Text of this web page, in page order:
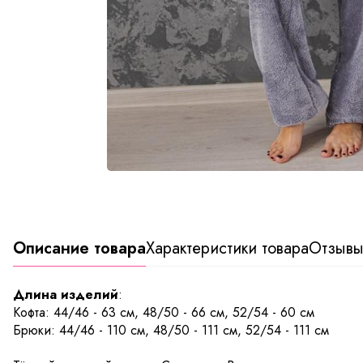
Описание товараХарактеристики товараОтзывы
Длина изделий:
Кофта: 44/46 - 63 см, 48/50 - 66 см, 52/54 - 60 см
Брюки: 44/46 - 110 см, 48/50 - 111 см, 52/54 - 111 см